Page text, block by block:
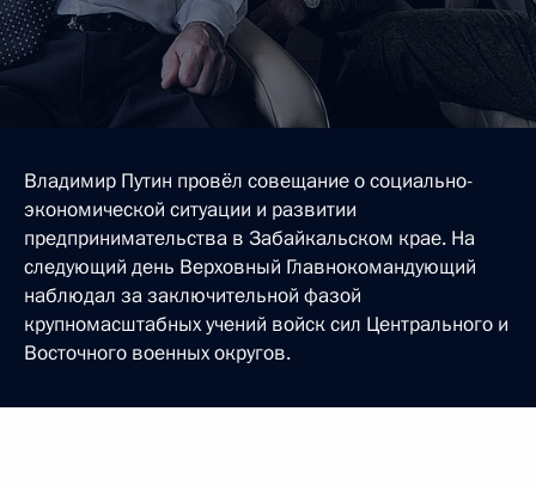
Владимир Путин провёл совещание о социально-
экономической ситуации и развитии
предпринимательства в Забайкальском крае. На
следующий день Верховный Главнокомандующий
наблюдал за заключительной фазой
крупномасштабных учений войск сил Центрального и
Восточного военных округов.